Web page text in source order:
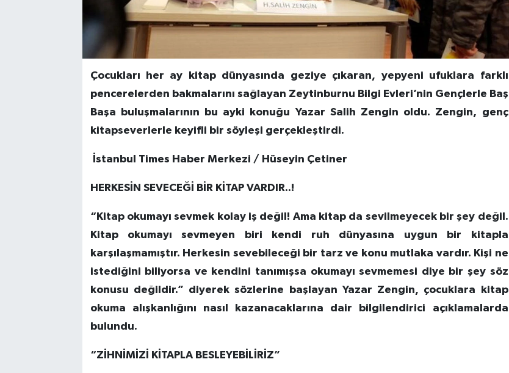
Çocukları her ay kitap dünyasında geziye çıkaran, yepyeni ufuklara farklı
pencerelerden bakmalarını sağlayan Zeytinburnu Bilgi Evleri’nin Gençlerle Baş
Başa buluşmalarının bu ayki konuğu Yazar Salih Zengin oldu. Zengin, genç
kitapseverlerle keyifli bir söyleşi gerçekleştirdi.
İstanbul Times Haber Merkezi / Hüseyin Çetiner
HERKESİN SEVECEĞİ BİR KİTAP VARDIR..!
“Kitap okumayı sevmek kolay iş değil! Ama kitap da sevilmeyecek bir şey değil.
Kitap okumayı sevmeyen biri kendi ruh dünyasına uygun bir kitapla
karşılaşmamıştır. Herkesin sevebileceği bir tarz ve konu mutlaka vardır. Kişi ne
istediğini biliyorsa ve kendini tanımışsa okumayı sevmemesi diye bir şey söz
konusu değildir.” diyerek sözlerine başlayan Yazar Zengin, çocuklara kitap
okuma alışkanlığını nasıl kazanacaklarına dair bilgilendirici açıklamalarda
bulundu.
“ZİHNİMİZİ KİTAPLA BESLEYEBİLİRİZ”